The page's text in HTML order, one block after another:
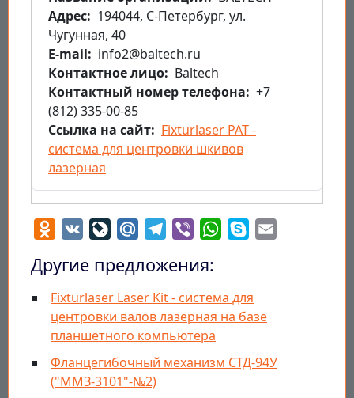
Aдрес
194044, С-Петербург, ул.
Чугунная, 40
E-mail
info2@baltech.ru
Контактное лицо
Baltech
Контактный номер телефона
+7
(812) 335-00-85
Ссылка на сайт
Fixturlaser РАТ -
система для центровки шкивов
лазерная
Odnoklassniki
VK LiveJournal
Mail.RuTelegram
Viber WhatsApp
Skype
Другие предложения:
Fixturlaser Laser Kit - система для
центровки валов лазерная на базе
планшетного компьютера
Фланцегибочный механизм СТД-94У
("ММЗ-3101"-№2)